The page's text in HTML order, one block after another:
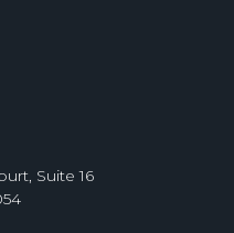
Suite 16